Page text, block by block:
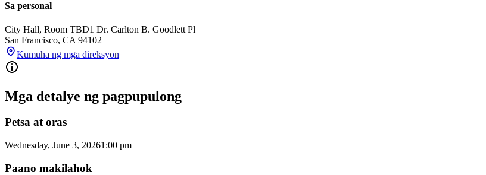
Sa personal
City Hall, Room TBD1 Dr. Carlton B. Goodlett Pl
San Francisco, CA 94102
Kumuha ng mga direksyon
Mga detalye ng pagpupulong
Petsa at oras
Wednesday, June 3, 20261:00 pm
Paano makilahok